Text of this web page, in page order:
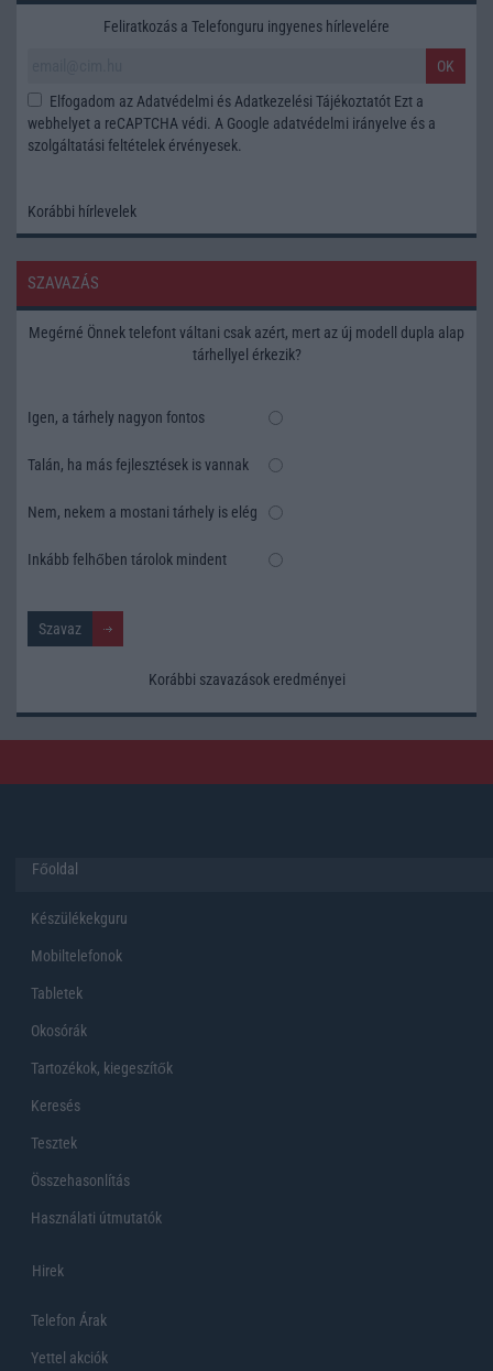
Feliratkozás a Telefonguru ingyenes hírlevelére
OK
Elfogadom az Adatvédelmi és Adatkezelési Tájékoztatót Ezt a
webhelyet a reCAPTCHA védi. A Google adatvédelmi irányelve és a
szolgáltatási feltételek érvényesek.
Korábbi hírlevelek
SZAVAZÁS
Megérné Önnek telefont váltani csak azért, mert az új modell dupla alap
tárhellyel érkezik?
Igen, a tárhely nagyon fontos
Talán, ha más fejlesztések is vannak
Nem, nekem a mostani tárhely is elég
Inkább felhőben tárolok mindent
Korábbi szavazások eredményei
Főoldal
Készülékekguru
Mobiltelefonok
Tabletek
Okosórák
Tartozékok, kiegeszítők
Keresés
Tesztek
Összehasonlítás
Használati útmutatók
Hirek
Telefon Árak
Yettel akciók